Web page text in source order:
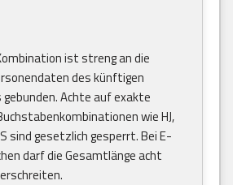
ist streng an die
des künftigen
Achte auf exakte
wie HJ,
sind gesetzlich gesperrt. Bei E-
darf die Gesamtlänge acht